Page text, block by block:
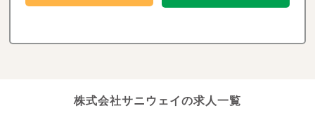
株式会社サニウェイの求人一覧